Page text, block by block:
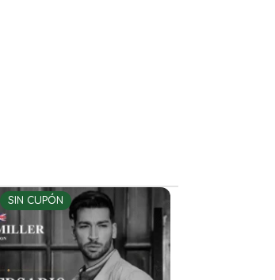
SIN CUPÓN